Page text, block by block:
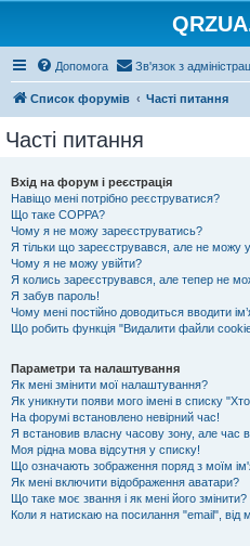
Допомога Зв'язок з
Список форумів Часті питання
Часті питання
Вхід на форум і реєстрація
Навіщо мені потрібно реєструватися?
Що таке COPPA?
Чому я не можу зареєструватись?
Я тільки що зареєструвався, але не можу
Чому я не можу увійти?
Я колись зареєструвався, але тепер не
Я забув пароль!
Чому мені постійно доводиться вводити
Що робить функція "Видалити файли
Параметри та налаштування
Як мені змінити мої налаштування?
Як уникнути появи мого імені в списку
На форумі встановлено невірний час!
Я встановив власну часову зону, але час
Моя рідна мова відсутня у списку!
Що означають зображення поряд з моїм
Як мені включити відображення аватари?
Що таке моє звання і як мені його змінити?
Коли я натискаю на посилання "email", від